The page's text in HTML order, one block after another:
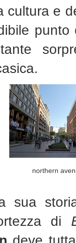
cultura e
northern
sua
di